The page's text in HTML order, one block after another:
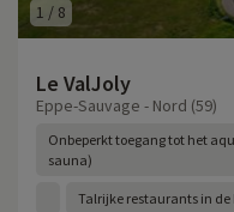
1 / 8
Le ValJoly
Eppe-Sauvage - Nord (59)
Onbeperkt toegang tot het
sauna)
Talrijke restaurants in